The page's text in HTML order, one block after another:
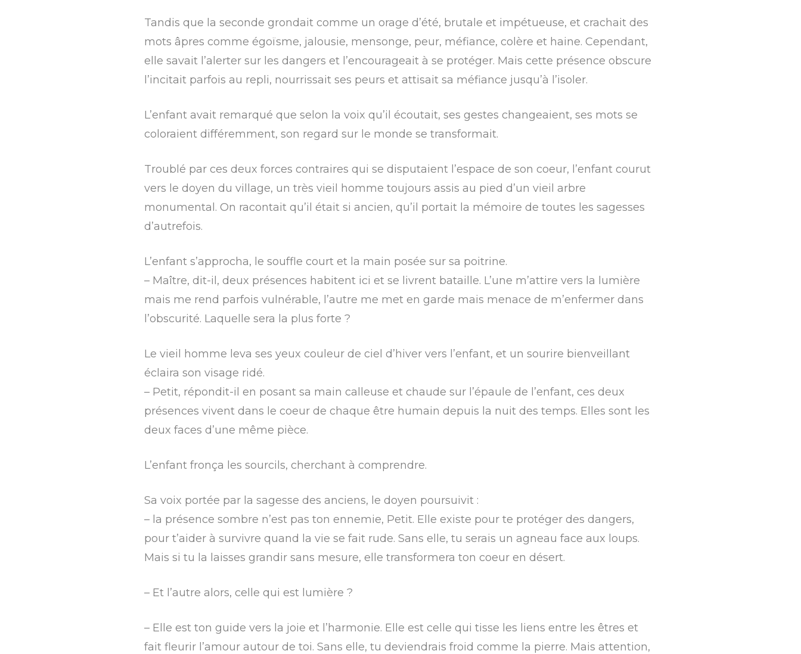
Tandis que la seconde grondait comme un orage d’été, brutale et impétueuse, et crachait des
mots âpres comme égoïsme, jalousie, mensonge, peur, méfiance, colère et haine. Cependant,
elle savait l’alerter sur les dangers et l’encourageait à se protéger. Mais cette présence obscure
l’incitait parfois au repli, nourrissait ses peurs et attisait sa méfiance jusqu’à l’isoler.
L’enfant avait remarqué que selon la voix qu’il écoutait, ses gestes changeaient, ses mots se
coloraient différemment, son regard sur le monde se transformait.
Troublé par ces deux forces contraires qui se disputaient l’espace de son coeur, l’enfant courut
vers le doyen du village, un très vieil homme toujours assis au pied d’un vieil arbre
monumental. On racontait qu’il était si ancien, qu’il portait la mémoire de toutes les sagesses
d’autrefois.
L’enfant s’approcha, le souffle court et la main posée sur sa poitrine.
– Maître, dit-il, deux présences habitent ici et se livrent bataille. L’une m’attire vers la lumière
mais me rend parfois vulnérable, l’autre me met en garde mais menace de m’enfermer dans
l’obscurité. Laquelle sera la plus forte ?
Le vieil homme leva ses yeux couleur de ciel d’hiver vers l’enfant, et un sourire bienveillant
éclaira son visage ridé.
– Petit, répondit-il en posant sa main calleuse et chaude sur l’épaule de l’enfant, ces deux
présences vivent dans le coeur de chaque être humain depuis la nuit des temps. Elles sont les
deux faces d’une même pièce.
L’enfant fronça les sourcils, cherchant à comprendre.
Sa voix portée par la sagesse des anciens, le doyen poursuivit :
– la présence sombre n’est pas ton ennemie, Petit. Elle existe pour te protéger des dangers,
pour t’aider à survivre quand la vie se fait rude. Sans elle, tu serais un agneau face aux loups.
Mais si tu la laisses grandir sans mesure, elle transformera ton coeur en désert.
– Et l’autre alors, celle qui est lumière ?
– Elle est ton guide vers la joie et l’harmonie. Elle est celle qui tisse les liens entre les êtres et
fait fleurir l’amour autour de toi. Sans elle, tu deviendrais froid comme la pierre. Mais attention,